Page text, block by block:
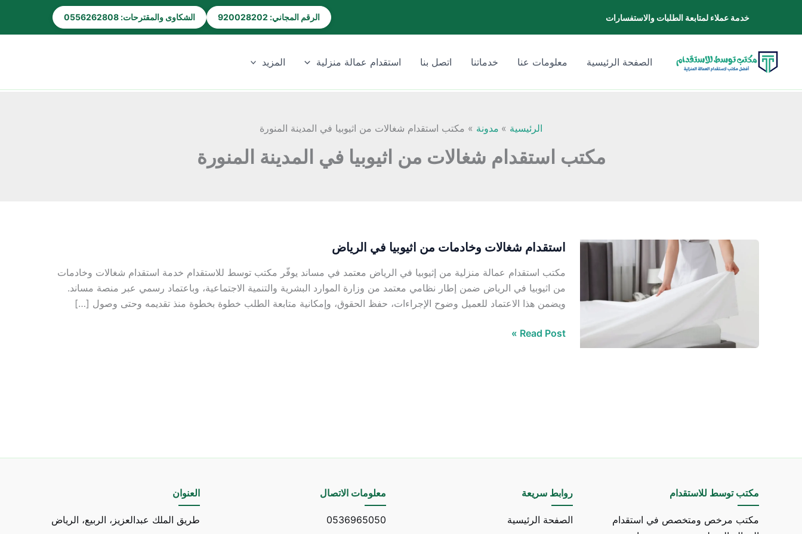
خدمة عملاء لمتابعة الطلبات والاستفسارات الرقم المجاني: 920028202 الشكاوى والمقترحات: 0556262808
المحتوى
الصفحة الرئيسية
معلومات عنا خدماتنا اتصل بنا استقدام عمالة منزلية المزيد
الرئيسية مدونة مكتب استقدام شغالات من اثيوبيا في المدينة المنورة
مكتب استقدام شغالات من اثيوبيا في المدينة المنورة
استقدام شغالات وخادمات من اثيوبيا في الرياض
مكتب استقدام عمالة منزلية من إثيوبيا في الرياض معتمد في مساند يوفّر مكتب توسط للاستقدام خدمة استقدام شغالات وخادمات
من اثيوبيا في الرياض ضمن إطار نظامي معتمد من وزارة الموارد البشرية والتنمية الاجتماعية، وباعتماد رسمي عبر منصة مساند.
ويضمن هذا الاعتماد للعميل وضوح الإجراءات، حفظ الحقوق، وإمكانية متابعة الطلب خطوة بخطوة منذ تقديمه وحتى وصول […]
استقدام
وخادمات
من
اثيوبيا
الرياض
Read Post »
مكتب توسط للاستقدام
مكتب مرخص ومتخصص في استقدام
روابط سريعة
الصفحة الرئيسية
معلومات الاتصال
0536965050
العنوان
طريق الملك عبدالعزيز، الربيع، الرياض